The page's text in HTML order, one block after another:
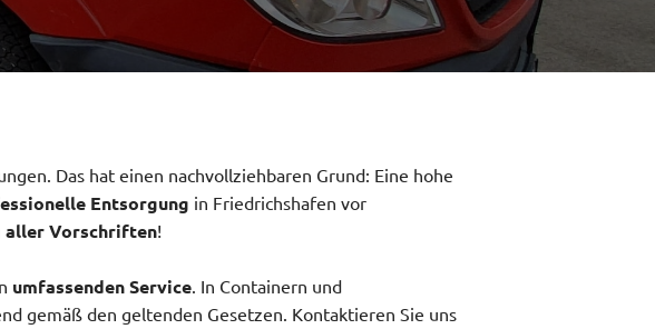
Das hat einen nachvollziehbaren Grund: Eine hohe
Entsorgung in Friedrichshafen vor
aller Vorschriften!
umfassenden Service. In Containern und
gemäß den geltenden Gesetzen. Kontaktieren Sie uns